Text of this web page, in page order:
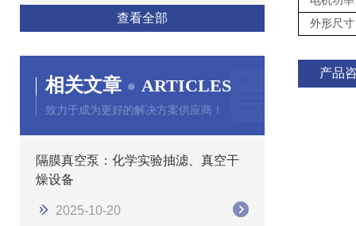
查看全部
相关文章 ARTICLES
致力于成为更好的解决方案供应商！
隔膜真空泵：化学实验抽滤、真空干
燥设备
2025-10-20
外形尺寸
产品